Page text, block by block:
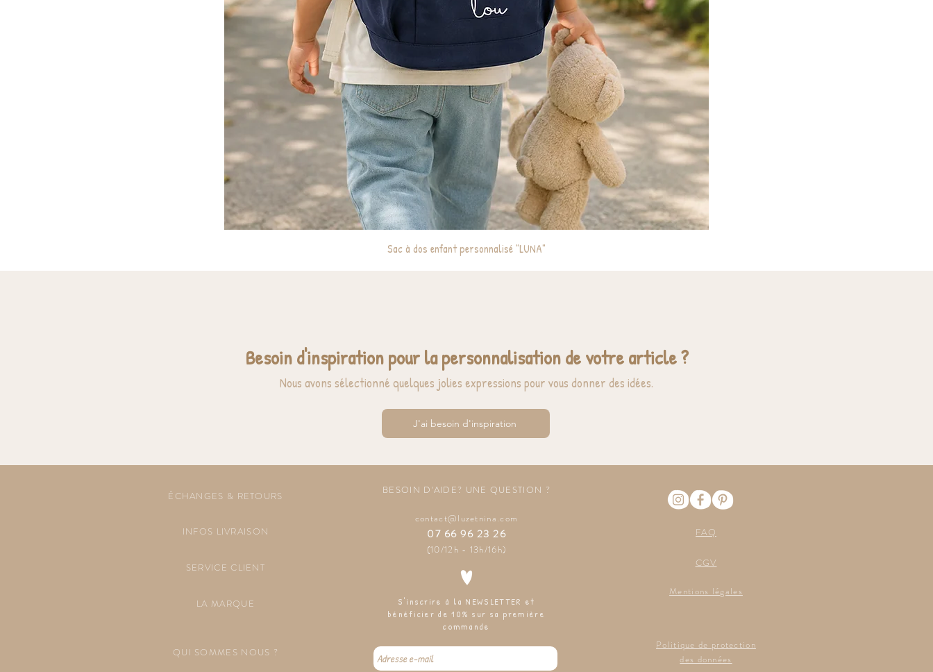
Sac à dos enfant personnalisé "LUNA"
Besoin d'inspiration pour la personnalisation de votre article ?
Nous avons sélectionné quelques jolies expressions pour vous donner des idées.
J'ai besoin d'inspiration
ÉCHANGES & RETOURS
INFOS LIVRAISON
SERVICE CLIENT
LA MARQUE
QUI SOMMES NOUS ?
BESOIN D'AIDE? UNE QUESTION ?
contact@luzetnina.com
07 66 96 23 26
(10/12h - 13h/16h)
S'inscrire à la NEWSLETTER et
bénéficier de 10% sur sa première
commande
FAQ
CGV
Mentions légales
Politique de protection
des données